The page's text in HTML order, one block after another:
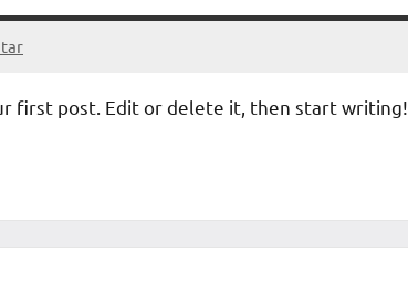
first post. Edit or delete it, then start writing!